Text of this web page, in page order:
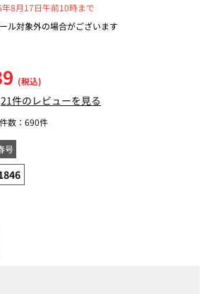
年8月17日午前10時まで
ル対象外の場合がございます
(税込)
21件のレビューを見る
数： 690件
号